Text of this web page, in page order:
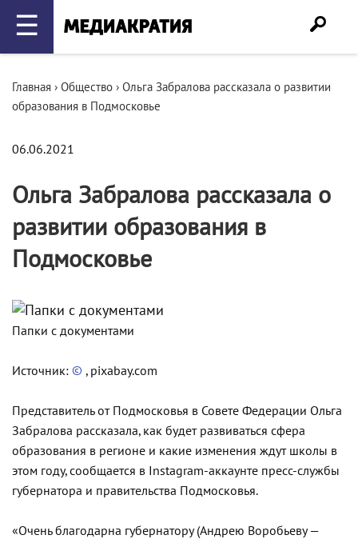
☰
Главная › Общество › Ольга Забралова рассказала о развитии
образования в Подмосковье
06.06.2021
Ольга Забралова рассказала о
развитии образования в
Подмосковье
Папки с документами
Источник: © , pixabay.com
Представитель от Подмосковья в Совете Федерации Ольга
Забралова рассказала, как будет развиваться сфера
образования в регионе и какие изменения ждут школы в
этом году, сообщается в Instagram-аккаунте пресс-службы
губернатора и правительства Подмосковья.
«Очень благодарна губернатору (Андрею Воробьеву —